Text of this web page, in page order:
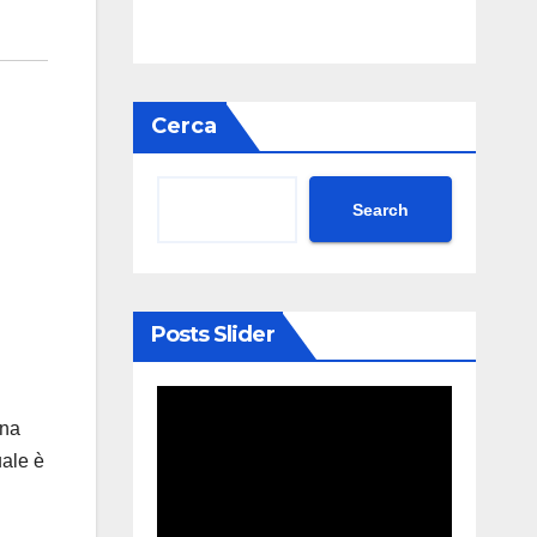
è
Cerca
Search
Posts Slider